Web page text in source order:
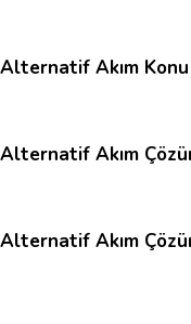
Akım
Akım
Akım